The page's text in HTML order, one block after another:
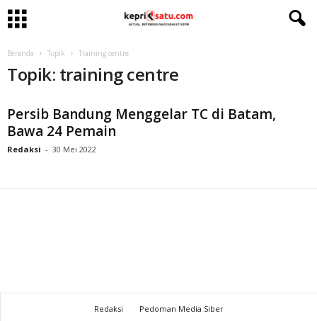
Beranda Topik Training centre
Topik: training centre
Persib Bandung Menggelar TC di Batam,
Bawa 24 Pemain
Redaksi - 30 Mei 2022
Redaksi
Pedoman Media Siber